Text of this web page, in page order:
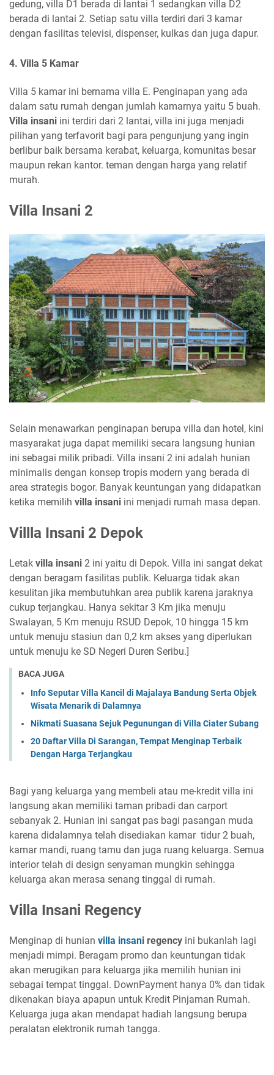
gedung, villa D1 berada di lantai 1 sedangkan villa D2
berada di lantai 2. Setiap satu villa terdiri dari 3 kamar
dengan fasilitas televisi, dispenser, kulkas dan juga dapur.
4. Villa 5 Kamar
Villa 5 kamar ini bernama villa E. Penginapan yang ada
dalam satu rumah dengan jumlah kamarnya yaitu 5 buah.
Villa insani ini terdiri dari 2 lantai, villa ini juga menjadi
pilihan yang terfavorit bagi para pengunjung yang ingin
berlibur baik bersama kerabat, keluarga, komunitas besar
maupun rekan kantor. teman dengan harga yang relatif
murah.
Villa Insani 2
Selain menawarkan penginapan berupa villa dan hotel, kini
masyarakat juga dapat memiliki secara langsung hunian
ini sebagai milik pribadi. Villa insani 2 ini adalah hunian
minimalis dengan konsep tropis modern yang berada di
area strategis bogor. Banyak keuntungan yang didapatkan
ketika memilih villa insani ini menjadi rumah masa depan.
Villla Insani 2 Depok
Letak villa insani 2 ini yaitu di Depok. Villa ini sangat dekat
dengan beragam fasilitas publik. Keluarga tidak akan
kesulitan jika membutuhkan area publik karena jaraknya
cukup terjangkau. Hanya sekitar 3 Km jika menuju
Swalayan, 5 Km menuju RSUD Depok, 10 hingga 15 km
untuk menuju stasiun dan 0,2 km akses yang diperlukan
untuk menuju ke SD Negeri Duren Seribu.]
BACA JUGA
Info Seputar Villa Kancil di Majalaya Bandung Serta Objek
Wisata Menarik di Dalamnya
Nikmati Suasana Sejuk Pegunungan di Villa Ciater Subang
20 Daftar Villa Di Sarangan, Tempat Menginap Terbaik
Dengan Harga Terjangkau
Bagi yang keluarga yang membeli atau me-kredit villa ini
langsung akan memiliki taman pribadi dan carport
sebanyak 2. Hunian ini sangat pas bagi pasangan muda
karena didalamnya telah disediakan kamar tidur 2 buah,
kamar mandi, ruang tamu dan juga ruang keluarga. Semua
interior telah di design senyaman mungkin sehingga
keluarga akan merasa senang tinggal di rumah.
Villa Insani Regency
Menginap di hunian villa insani regency ini bukanlah lagi
menjadi mimpi. Beragam promo dan keuntungan tidak
akan merugikan para keluarga jika memilih hunian ini
sebagai tempat tinggal. DownPayment hanya 0% dan tidak
dikenakan biaya apapun untuk Kredit Pinjaman Rumah.
Keluarga juga akan mendapat hadiah langsung berupa
peralatan elektronik rumah tangga.